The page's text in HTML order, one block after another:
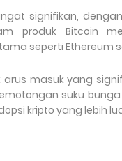
signifikan,
produk Bitcoin
seperti Ethereum
arus masuk yang
suku
kripto yang lebih